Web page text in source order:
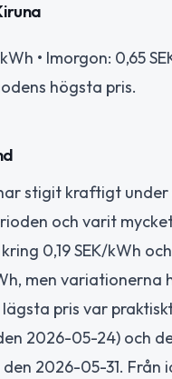
• Imorgon: 0,65
högsta pris.
stigit kraftigt under
och varit
0,19 SEK/kWh
men variationerna
pris var
2026-05-24) och
den 2026-05-31. Från